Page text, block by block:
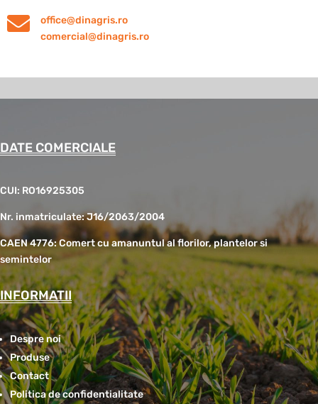

office@dinagris.ro
comercial@dinagris.ro
DATE COMERCIALE
CUI: RO16925305
Nr. inmatriculate: J16/2063/2004
CAEN 4776: Comert cu amanuntul al florilor, plantelor si
semintelor
INFORMATII
Despre noi
Produse
Contact
Politica de confidentialitate